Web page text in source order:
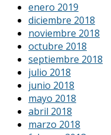
enero 2019
diciembre 2018
noviembre 2018
octubre 2018
septiembre 2018
julio 2018
junio 2018
mayo 2018
abril 2018
marzo 2018